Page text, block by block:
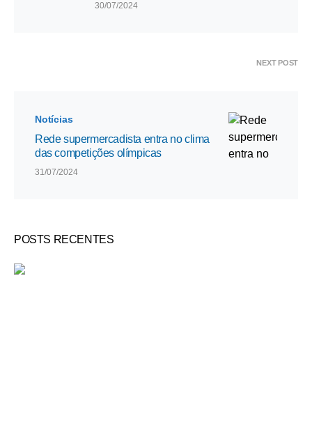
30/07/2024
NEXT POST
Notícias
Rede supermercadista entra no clima
das competições olímpicas
31/07/2024
POSTS RECENTES